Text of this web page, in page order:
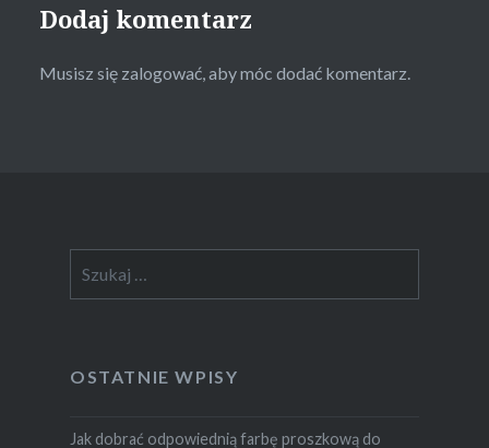
Dodaj komentarz
Musisz się zalogować, aby móc dodać komentarz.
OSTATNIE WPISY
Jak dobrać odpowiednią farbę proszkową do